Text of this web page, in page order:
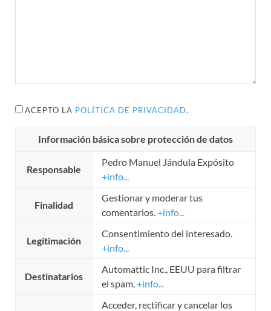
ACEPTO LA POLÍTICA DE PRIVACIDAD.
Información básica sobre protección de datos
Responsable
Pedro Manuel Jándula Expósito
+info...
Finalidad
Gestionar y moderar tus
comentarios. +info...
Legitimación
Consentimiento del interesado.
+info...
Destinatarios
Automattic Inc., EEUU para filtrar
el spam. +info...
Acceder, rectificar y cancelar los